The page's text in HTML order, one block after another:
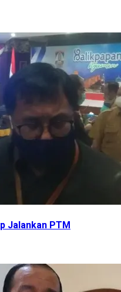
Jalankan PTM